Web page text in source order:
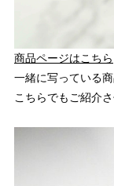
商品ページはこちら
一緒に写っている
こちらでもご紹介さ